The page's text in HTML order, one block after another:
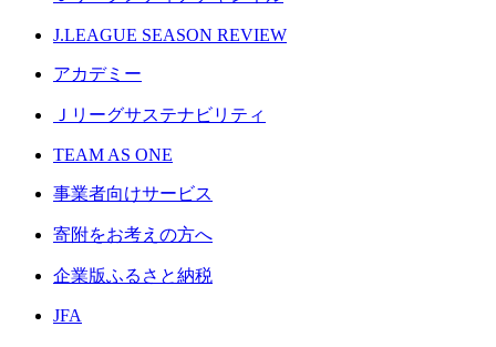
J.LEAGUE SEASON REVIEW
アカデミー
Ｊリーグサステナビリティ
TEAM AS ONE
事業者向けサービス
寄附をお考えの方へ
企業版ふるさと納税
JFA